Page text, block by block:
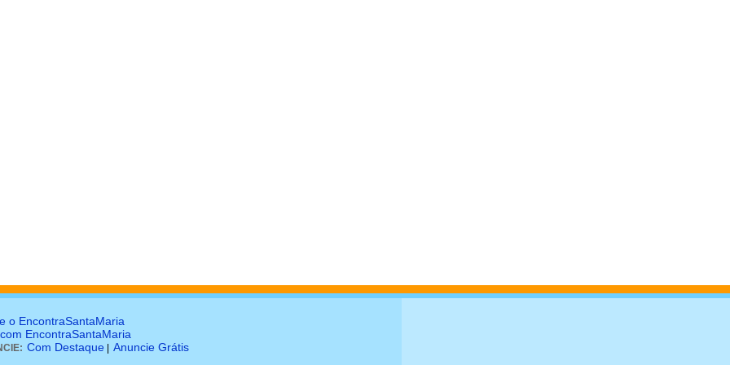
o EncontraSantaMaria
EncontraSantaMaria
Com Destaque Anuncie Grátis